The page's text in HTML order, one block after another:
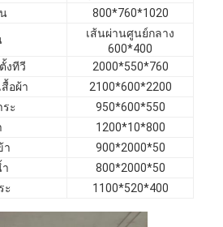
ร
จอร์
800*760*1020
เส้นผ่านศูนย์กลาง
600*400
งทีวี
2000*550*760
อผ้า
2100*600*2200
ะ
950*600*550
1200*10*800
า
900*2000*50
800*2000*50
ะ
1100*520*400